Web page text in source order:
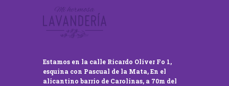
Estamos en la calle Ricardo Oliver Fo 1,
esquina con Pascual de la Mata, En el
alicantino barrio de Carolinas, a 70m del